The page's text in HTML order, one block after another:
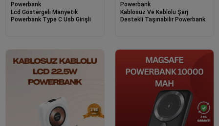
Powerbank
Lcd Göstergeli Manyetik
Powerbank Type C Usb Girişli
Powerbank
Kablosuz Ve Kablolu Şarj
Destekli Taşınabilir Powerbank